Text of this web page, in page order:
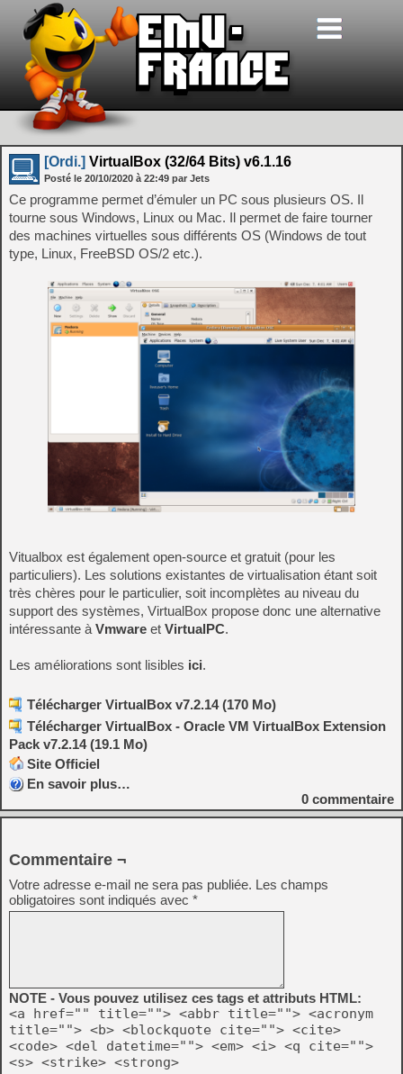
[Ordi.] VirtualBox (32/64 Bits) v6.1.16
Posté le 20/10/2020 à 22:49 par Jets
Ce programme permet d’émuler un PC sous plusieurs OS. Il
tourne sous Windows, Linux ou Mac. Il permet de faire tourner
des machines virtuelles sous différents OS (Windows de tout
type, Linux, FreeBSD OS/2 etc.).
Vitualbox est également open-source et gratuit (pour les
particuliers). Les solutions existantes de virtualisation étant soit
très chères pour le particulier, soit incomplètes au niveau du
support des systèmes, VirtualBox propose donc une alternative
intéressante à Vmware et VirtualPC.
Les améliorations sont lisibles ici.
Télécharger VirtualBox v7.2.14 (170 Mo)
Télécharger VirtualBox - Oracle VM VirtualBox Extension
Pack v7.2.14 (19.1 Mo)
Site Officiel
En savoir plus…
0 commentaire
Commentaire ¬
Votre adresse e-mail ne sera pas publiée. Les champs
obligatoires sont indiqués avec *
NOTE - Vous pouvez utilisez ces tags et attributs HTML:
<a href="" title=""> <abbr title=""> <acronym
title=""> <b> <blockquote cite=""> <cite>
<code> <del datetime=""> <em> <i> <q cite="">
<s> <strike> <strong>